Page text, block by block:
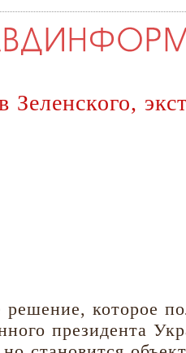
Зеленского,
решение, которое
президента